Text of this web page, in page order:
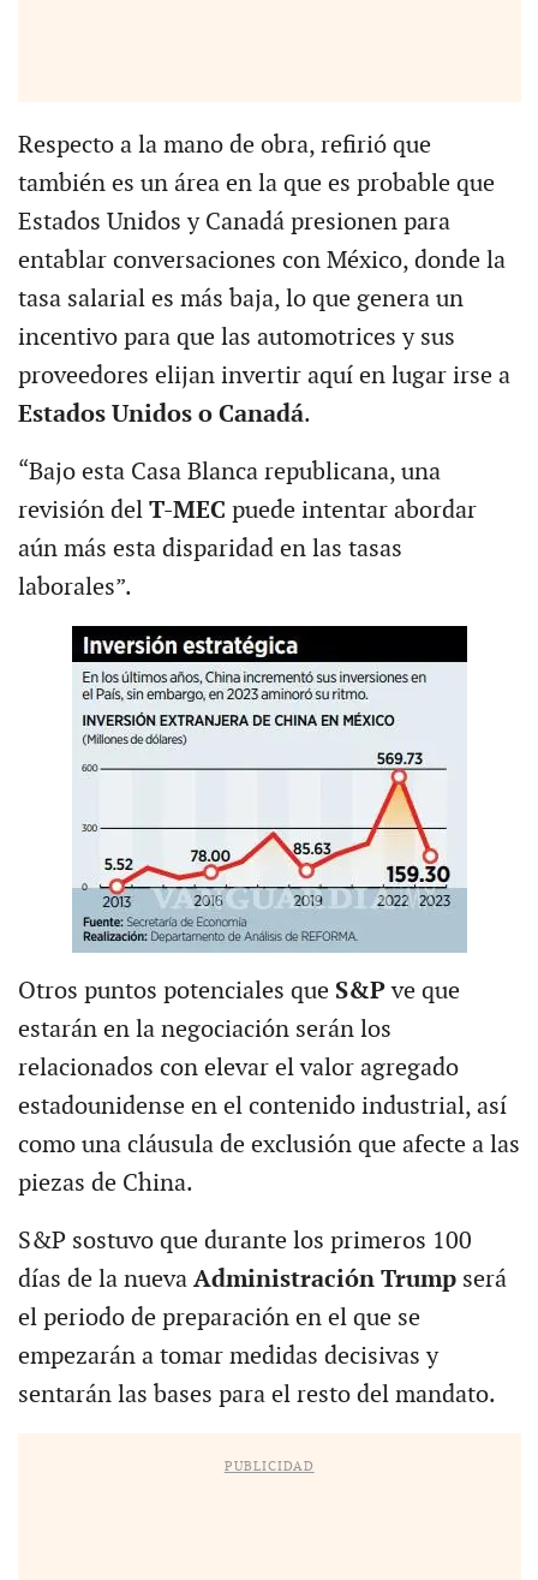
Respecto a la mano de obra, refirió que
también es un área en la que es probable que
Estados Unidos y Canadá presionen para
entablar conversaciones con México, donde la
tasa salarial es más baja, lo que genera un
incentivo para que las automotrices y sus
proveedores elijan invertir aquí en lugar irse a
Estados Unidos o Canadá.
“Bajo esta Casa Blanca republicana, una
revisión del T-MEC puede intentar abordar
aún más esta disparidad en las tasas
laborales”.
Otros puntos potenciales que S&Pve que
estarán en la negociación serán los
relacionados con elevar el valor agregado
estadounidense en el contenido industrial, así
como una cláusula de exclusión que afecte a las
piezas de China.
S&P sostuvo que durante los primeros 100
días de la nueva Administración Trumpserá
el periodo de preparación en el que se
empezarán a tomar medidas decisivas y
sentarán las bases para el resto del mandato.
PUBLICIDAD